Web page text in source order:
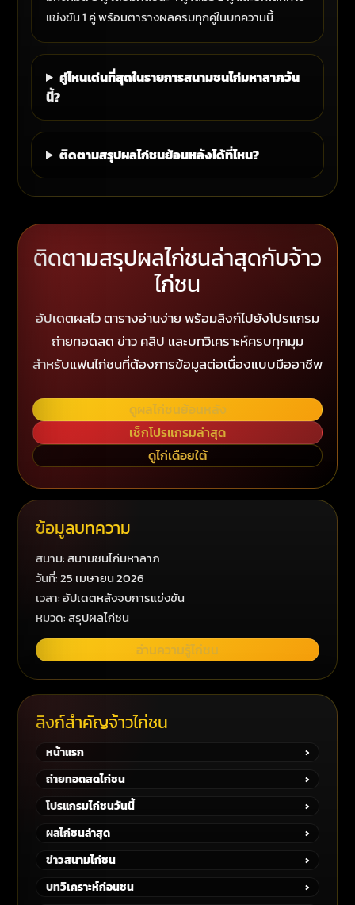
แข่งขัน 1 คู่ พร้อมตารางผลครบทุกคู่ในบทความนี้
คู่ไหนเด่นที่สุดในรายการสนามชนไก่มหาลาภวัน
นี้?
ติดตามสรุปผลไก่ชนย้อนหลังได้ที่ไหน?
ติดตามสรุปผลไก่ชนล่าสุดกับจ้าว
ไก่ชน
อัปเดตผลไว ตารางอ่านง่าย พร้อมลิงก์ไปยังโปรแกรม
ถ่ายทอดสด ข่าว คลิป และบทวิเคราะห์ครบทุกมุม
สำหรับแฟนไก่ชนที่ต้องการข้อมูลต่อเนื่องแบบมืออาชีพ
ดูผลไก่ชนย้อนหลัง
เช็กโปรแกรมล่าสุด
ดูไก่เดือยใต้
ข้อมูลบทความ
สนาม: สนามชนไก่มหาลาภ
วันที่: 25 เมษายน 2026
เวลา: อัปเดตหลังจบการแข่งขัน
หมวด: สรุปผลไก่ชน
อ่านความรู้ไก่ชน
ลิงก์สำคัญจ้าวไก่ชน
หน้าแรก
›
ถ่ายทอดสดไก่ชน
›
โปรแกรมไก่ชนวันนี้
›
ผลไก่ชนล่าสุด
›
ข่าวสนามไก่ชน
›
บทวิเคราะห์ก่อนชน
›